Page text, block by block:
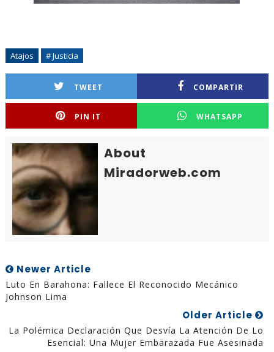
Atajos # Justicia
TWEET COMPARTIR
PIN IT WHATSAPP
About
Miradorweb.com
Newer Article
Luto En Barahona: Fallece El Reconocido Mecánico
Johnson Lima
Older Article
La Polémica Declaración Que Desvía La Atención De Lo
Esencial: Una Mujer Embarazada Fue Asesinada